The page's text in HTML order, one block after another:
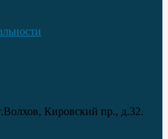
Кировский пр., д.32.